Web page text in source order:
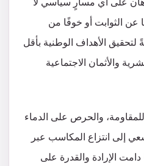
على أي مسارٍ سياسي لا
عن الثوابت أو خوفًا من
لتحقيق الأهداف الوطنية بأقل
والأثمان الاجتماعية
والحرص على الدماء
إلى انتزاع المكاسب عبر
الإرادة والقدرة على